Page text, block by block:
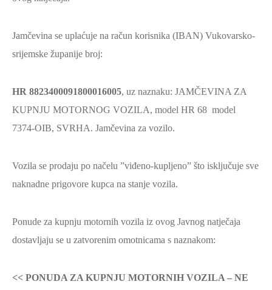
Jamčevina se uplaćuje na račun korisnika (IBAN) Vukovarsko-
srijemske županije broj:
HR 8823400091800016005, uz naznaku: JAMČEVINA ZA
KUPNJU MOTORNOG VOZILA, model HR 68 model
7374-OIB, SVRHA. Jamčevina za vozilo.
Vozila se prodaju po načelu ”viđeno-kupljeno” što isključuje sve
naknadne prigovore kupca na stanje vozila.
Ponude za kupnju motornih vozila iz ovog Javnog natječaja
dostavljaju se u zatvorenim omotnicama s naznakom:
<< PONUDA ZA KUPNJU MOTORNIH VOZILA – NE